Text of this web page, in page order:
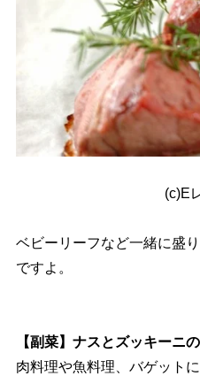
(c)E
ベビーリーフなど一緒に盛
ですよ。
【副菜】ナスとズッキーニ
肉料理や魚料理、バゲット